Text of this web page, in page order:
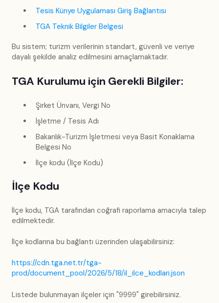
Tesis Künye Uygulaması Giriş Bağlantısı
TGA Teknik Bilgiler Belgesi
Bu sistem; turizm verilerinin standart, güvenli ve veriye
dayalı şekilde analiz edilmesini amaçlamaktadır.
TGA Kurulumu için Gerekli Bilgiler:
Şirket Ünvanı, Vergi No
İşletme / Tesis Adı
Bakanlık-Turizm İşletmesi veya Basit Konaklama
Belgesi No
İlçe kodu (İlçe Kodu)
İlçe Kodu
İlçe kodu, TGA tarafından coğrafi raporlama amacıyla talep
edilmektedir.
İlçe kodlarına bu bağlantı üzerinden ulaşabilirsiniz:
https://cdn.tga.net.tr/tga-
prod/document_pool/2026/5/18/il_ilce_kodlari.json
Listede bulunmayan ilçeler için "9999" girebilirsiniz.